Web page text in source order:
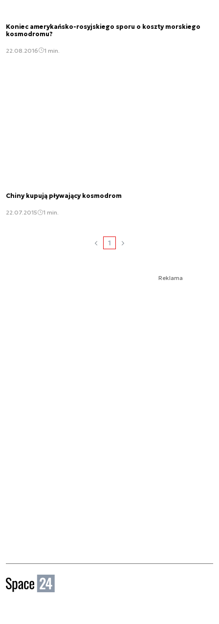
Koniec amerykańsko-rosyjskiego sporu o koszty morskiego
kosmodromu?
22.08.2016 1 min.
Chiny kupują pływający kosmodrom
22.07.2015 1 min.
1
Reklama